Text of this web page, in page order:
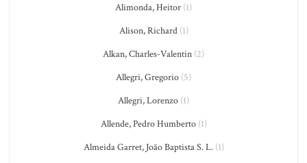
Alimonda, Heitor (1)
Alison, Richard(1)
Alkan, Charles-Valentin (2)
Allegri, Gregorio (5)
Allegri, Lorenzo (1)
Allende, Pedro Humberto(1)
Almeida Garret, João Baptista S. L.(1)